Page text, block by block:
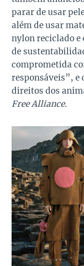
parar de usar
além de usar
nylon reciclado e
de
comprometida
responsáveis”, e
direitos dos
Free Alliance.